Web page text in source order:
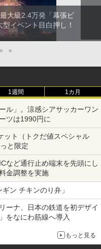
大級2.4万発「幕張ビ
イベント目白押し！
● ●
1週間 1カ月
ル」。涼感シアサッカーワン
ツは1990円に
ット（トクだ値スペシャル
と限定
など通行止め端末を先頭にし
金調整を実施
ン チキンのり弁」
ーナ、日本の鉄道を初デザイ
をなにわ筋線へ導入
もっと見る